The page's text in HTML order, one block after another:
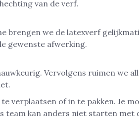
van de verf.
brengen we de latexverf
gewenste afwerking.
Vervolgens ruimen we
verplaatsen of in te pakken. Je
team kan anders niet starten met